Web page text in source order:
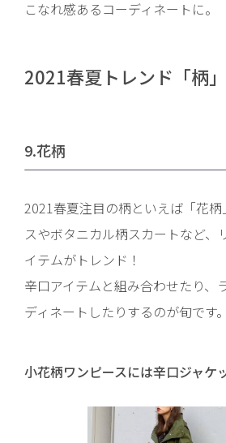
こなれ感あるコーディネートに。
2021春夏トレンド「柄」
9.花柄
2021春夏注目の柄といえば「花
スやボタニカル柄スカートなど、
イテムがトレンド！
辛口アイテムと組み合わせたり、
ディネートしたりするのが旬です。
小花柄ワンピースには辛口ジャケ